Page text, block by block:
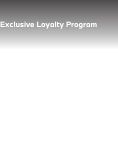
Exclusive Loyalty Program